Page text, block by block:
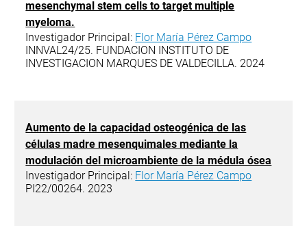
mesenchymal stem cells to target multiple
myeloma.
Investigador Principal: Flor María Pérez Campo
INNVAL24/25. FUNDACION INSTITUTO DE
INVESTIGACION MARQUES DE VALDECILLA. 2024
Aumento de la capacidad osteogénica de las
células madre mesenquimales mediante la
modulación del microambiente de la médula ósea
Investigador Principal: Flor María Pérez Campo
PI22/00264. 2023